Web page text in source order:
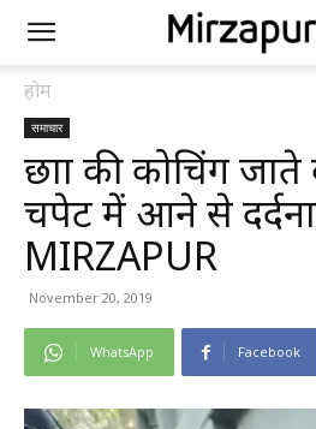
होम
समाचार
छात्रा की कोचिंग
चपेट में आने से
MIRZAPUR
November 20, 2019
WhatsApp Facebook